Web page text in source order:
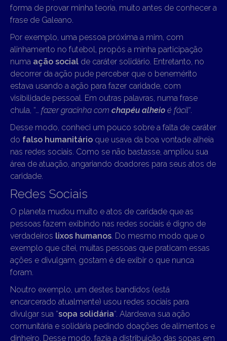
forma de provar minha teoria, muito antes de conhecer a
frase de Galeano.
Por exemplo, uma pessoa próxima a mim, com
alinhamento no futebol, propôs a minha participação
numa ação social de caráter solidário. Entretanto, no
decorrer da ação pude perceber que o benemérito
estava usando a ação para fazer caridade, com
visibilidade pessoal. Em outras palavras, numa frase
chula, “… fazer gracinha com chapéu alheio é fácil“.
Desse modo, conheci um pouco sobre a falta de caráter
do falso humanitário que usava da boa vontade alheia
nas redes sociais. Como se não bastasse, ampliou sua
área de atuação, angariando doadores para seus atos de
caridade.
Redes Sociais
O planeta mudou muito e atos de caridade que as
pessoas fazem exibindo nas redes sociais é digno de
verdadeiros lixos humanos. Do mesmo modo que o
exemplo que citei, muitas pessoas que praticam essas
ações e divulgam, gostam é de exibir o que nunca
foram.
Noutro exemplo, um destes bandidos (está
encarcerado atualmente) usou redes sociais para
divulgar sua “sopa solidária“. Alardeava sua ação
comunitária e solidária pedindo doações de alimentos e
dinheiro. Desse modo, fazia a distribuição das sopas em